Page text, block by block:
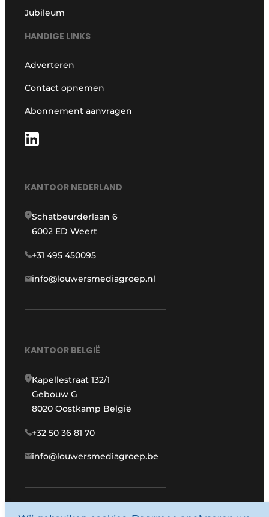
Jubileum
HANDIGE LINKS
Adverteren
Contact opnemen
Abonnement aanvragen
KANTOOR NEDERLAND
Schatbeurderlaan 6
6002 ED Weert
+31 495 450095
info@louwersmediagroep.nl
KANTOOR BELGIË
Kapellestraat 132/1
Gebouw G
8020 Oostkamp België
+32 50 36 81 70
info@louwersmediagroep.be